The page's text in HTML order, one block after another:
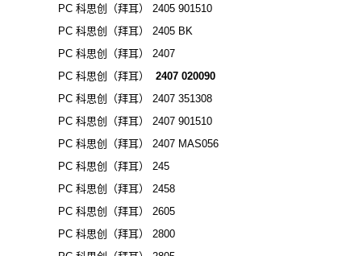
PC 科思创（拜耳） 2405 901510
PC 科思创（拜耳） 2405 BK
PC 科思创（拜耳） 2407
PC 科思创（拜耳） 2407 020090
PC 科思创（拜耳） 2407 351308
PC 科思创（拜耳） 2407 901510
PC 科思创（拜耳） 2407 MAS056
PC 科思创（拜耳） 245
PC 科思创（拜耳） 2458
PC 科思创（拜耳） 2605
PC 科思创（拜耳） 2800